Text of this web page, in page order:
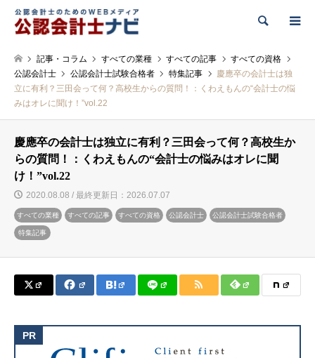
検索
記事・コラム すべての業種 すべての記事
すべての資格
公認会計士
公認会計士試験合格者 特集記事
慶應卒の会計士は独
立に有利？三田会って何？高校生からの質問！：くわえもんの“会計士の悩
みはオレに聞け！”vol.22
慶應卒の会計士は独立に有利？三田会って何？高校生か
らの質問！：くわえもんの“会計士の悩みはオレに聞
け！”vol.22
2020.08.08 / 最終更新日：2026.07.07
すべての業種 すべての記事 すべての資格 公認会計士 公認会計士試験合格者
特集記事